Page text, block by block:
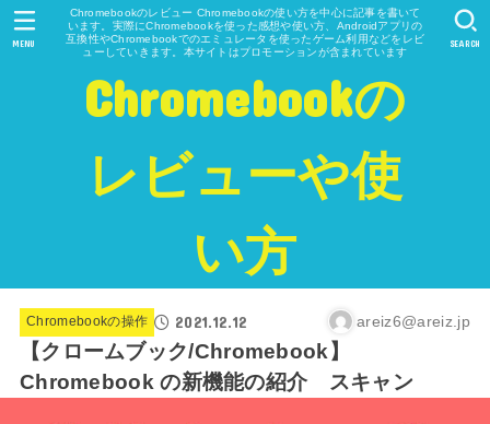
Chromebookのレビュー Chromebookの使い方を中心に記事を書いて
います。実際にChromebookを使った感想や使い方、Androidアプリの
互換性やChromebookでのエミュレータを使ったゲーム利用などをレビ
ューしていきます。本サイトはプロモーションが含まれています
Chromebookの
レビューや使
い方
SEARCH
MENU
Chromebookの操作 2021.12.12 areiz6@areiz.jp
【クロームブック/Chromebook】
Chromebook の新機能の紹介 スキャン